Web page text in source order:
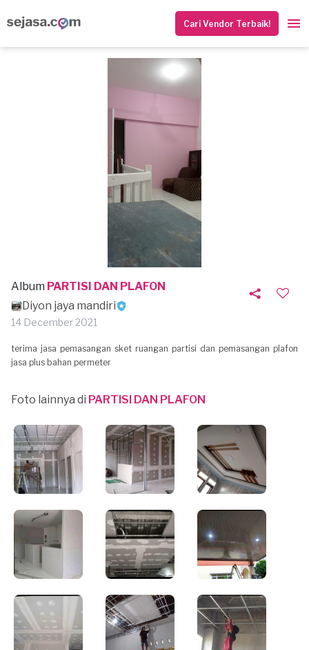
Cari Vendor Terbaik!
Album PARTISI DAN PLAFON
Diyon jaya mandiri
14 December 2021
terima jasa pemasangan sket ruangan partisi dan pemasangan plafon
jasa plus bahan permeter
Foto lainnya di PARTISI DAN PLAFON